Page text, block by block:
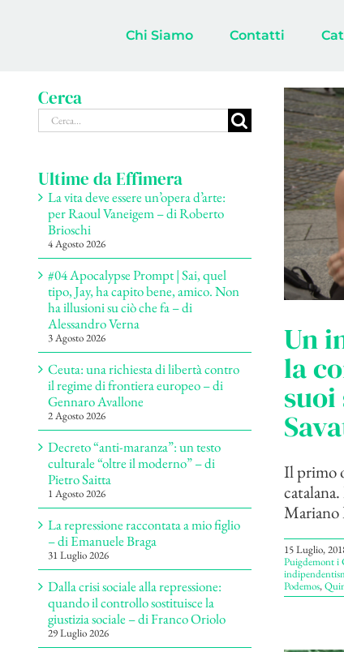
Chi Siamo Contatti
Un
la
Il primo
Mariano
15 Luglio,
Puigdemont i
Podemos,
Cerca
Cerca
per:
Ultime da Effimera
La vita deve essere un’opera d’arte:
per Raoul Vaneigem – di Roberto
Brioschi
4 Agosto 2026
#04 Apocalypse Prompt | Sai, quel
tipo, Jay, ha capito bene, amico. Non
ha illusioni su ciò che fa – di
Alessandro Verna
3 Agosto 2026
Ceuta: una richiesta di libertà contro
il regime di frontiera europeo – di
Gennaro Avallone
2 Agosto 2026
Decreto “anti-maranza”: un testo
culturale “oltre il moderno” – di
Pietro Saitta
1 Agosto 2026
La repressione raccontata a mio figlio
– di Emanuele Braga
31 Luglio 2026
Dalla crisi sociale alla repressione:
quando il controllo sostituisce la
giustizia sociale – di Franco Oriolo
29 Luglio 2026